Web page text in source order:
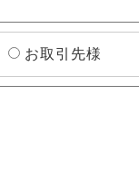
お取引先様